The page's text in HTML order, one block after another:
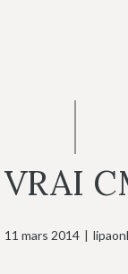
11 mars 2014 |